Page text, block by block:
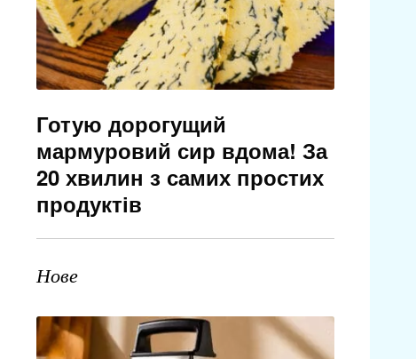
Готую дорогущий
мармуровий сир вдома! За
20 хвилин з самих простих
продуктів
Нове